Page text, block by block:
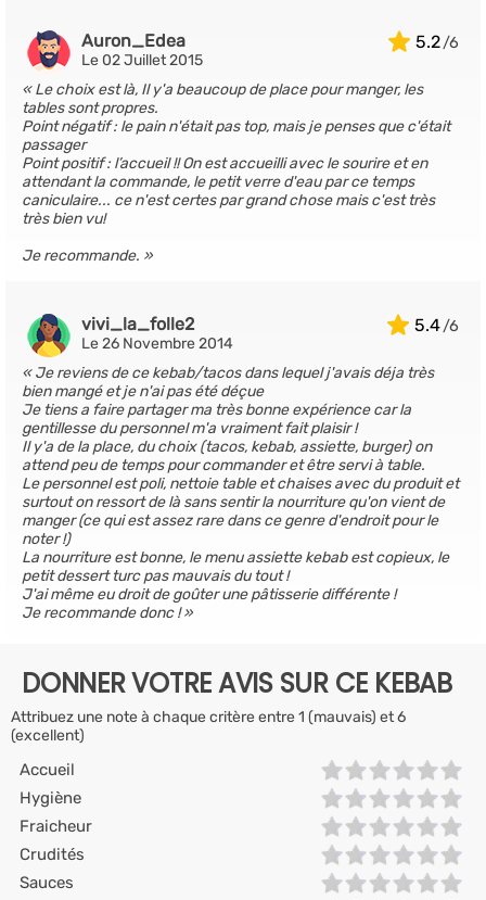
5.2
Auron_Edea
Le 02 Juillet 2015
Le choix est là, Il y'a beaucoup de place pour manger, les
tables sont propres.
Point négatif : le pain n'était pas top, mais je penses que c'était
passager
Point positif : l’accueil !! On est accueilli avec le sourire et en
attendant la commande, le petit verre d'eau par ce temps
caniculaire... ce n'est certes par grand chose mais c'est très
très bien vu!
Je recommande.
5.4
vivi_la_folle2
Le 26 Novembre 2014
Je reviens de ce kebab/tacos dans lequel j'avais déja très
bien mangé et je n'ai pas été déçue
Je tiens a faire partager ma très bonne expérience car la
gentillesse du personnel m'a vraiment fait plaisir !
Il y'a de la place, du choix (tacos, kebab, assiette, burger) on
attend peu de temps pour commander et être servi à table.
Le personnel est poli, nettoie table et chaises avec du produit et
surtout on ressort de là sans sentir la nourriture qu'on vient de
manger (ce qui est assez rare dans ce genre d'endroit pour le
noter !)
La nourriture est bonne, le menu assiette kebab est copieux, le
petit dessert turc pas mauvais du tout !
J'ai même eu droit de goûter une pâtisserie différente !
Je recommande donc !
DONNER VOTRE AVIS SUR CE KEBAB
Attribuez une note à chaque critère entre 1 (mauvais) et 6
(excellent)
Accueil
Hygiène
Fraicheur
Crudités
Sauces